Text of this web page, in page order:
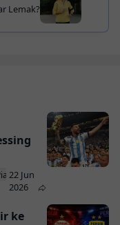
Lemak?
Dunia 2026
22 Jun
2026
ke